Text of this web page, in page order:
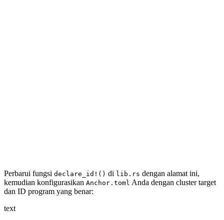
Perbarui fungsi declare_id!() di lib.rs dengan alamat ini,
kemudian konfigurasikan Anchor.toml Anda dengan cluster target
dan ID program yang benar:
text